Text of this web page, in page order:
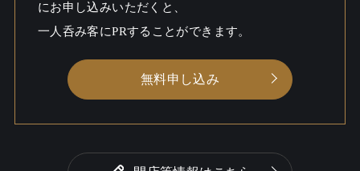
にお申し込みいただくと、
一人呑み客にPRすることができます。
無料申し込み